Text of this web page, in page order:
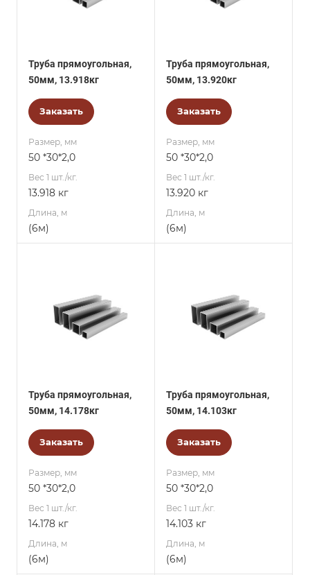
Труба прямоугольная,
50мм, 13.918кг
Заказать
Размер, мм
50 *30*2,0
Вес 1 шт./кг.
13.918 кг
Длина, м
(6м)
Труба прямоугольная,
50мм, 13.920кг
Заказать
Размер, мм
50 *30*2,0
Вес 1 шт./кг.
13.920 кг
Длина, м
(6м)
Труба прямоугольная,
50мм, 14.178кг
Заказать
Размер, мм
50 *30*2,0
Вес 1 шт./кг.
14.178 кг
Длина, м
(6м)
Труба прямоугольная,
50мм, 14.103кг
Заказать
Размер, мм
50 *30*2,0
Вес 1 шт./кг.
14.103 кг
Длина, м
(6м)